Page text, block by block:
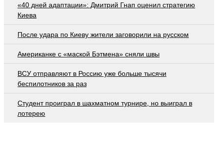
«40 дней адаптации»: Дмитрий Гнап оценил стратегию
Киева
После удара по Киеву жители заговорили на русском
Американке с «маской Бэтмена» сняли швы
ВСУ отправляют в Россию уже больше тысячи
беспилотников за раз
Студент проиграл в шахматном турнире, но выиграл в
лотерею